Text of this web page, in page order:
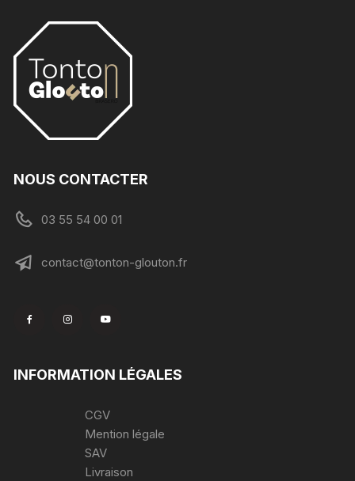
NOUS CONTACTER
03 55 54 00 01
contact@tonton-glouton.fr
INFORMATION LÉGALES
CGV
Mention légale
SAV
Livraison